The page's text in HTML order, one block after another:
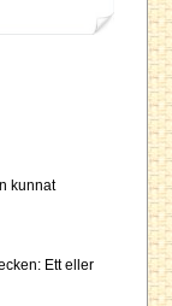
kunnat
Ett eller